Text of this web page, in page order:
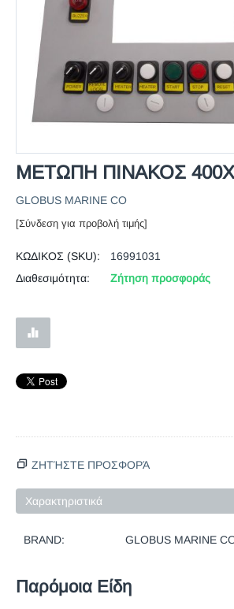
ΜΕΤΩΠΗ ΠΙΝΑΚΟΣ
GLOBUS MARINE CO
[Σύνδεση για προβολή τιμής]
ΚΩΔΙΚΟΣ (SKU):
16991031
Διαθεσιμότητα:
Ζήτηση προσφοράς
ΖΗΤΉΣΤΕ ΠΡΟΣΦΟΡΆ
Χαρακτηριστικά
BRAND: GLOBUS MARINE
Παρόμοια Είδη